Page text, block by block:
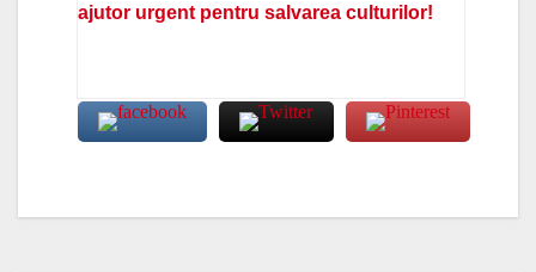
ajutor urgent pentru salvarea culturilor!